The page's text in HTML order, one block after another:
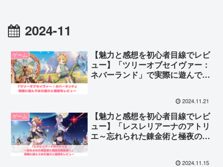
2024-11
ゲーム
【魅力と感想を初心者目線でレビ
ュー】「ツリーオブセイヴァー：
ネバーランド」で実際に遊んでみ
2024.11.21
ゲーム
【魅力と感想を初心者目線でレビ
ュー】「レスレリアーナのアトリ
エ～忘れられた錬金術と極夜の解
2024.11.15